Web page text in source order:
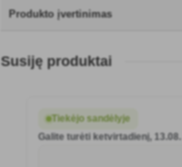
Produkto įvertinimas
Susiję produktai
Tiekėjo sandėlyje
Galite turėti ketvirtadienį, 13.08.